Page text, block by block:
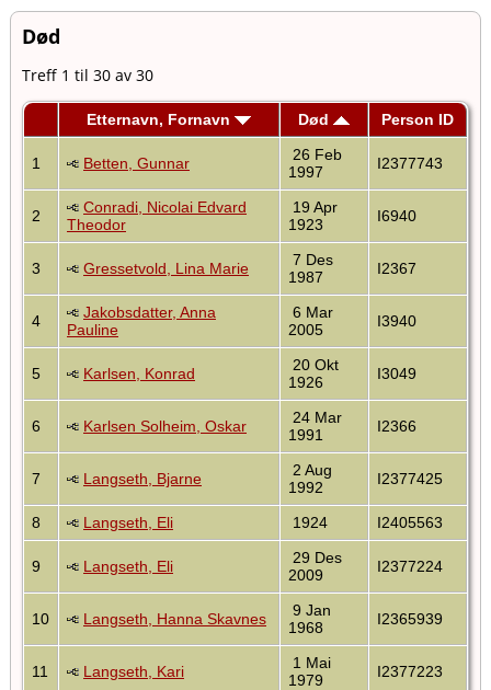
Død
Treff 1 til 30 av 30
Etternavn, Fornavn Død Person ID
1 Betten, Gunnar
26 Feb
1997
I2377743
2
Conradi, Nicolai Edvard
Theodor
19 Apr
1923
I6940
3 Gressetvold, Lina Marie
7 Des
1987
I2367
4
Jakobsdatter, Anna
Pauline
6 Mar
2005
I3940
5 Karlsen, Konrad
20 Okt
1926
I3049
6 Karlsen Solheim, Oskar
24 Mar
1991
I2366
7 Langseth, Bjarne
2 Aug
1992
I2377425
8 Langseth, Eli 1924 I2405563
9 Langseth, Eli
29 Des
2009
I2377224
10 Langseth, Hanna Skavnes
9 Jan
1968
I2365939
11 Langseth, Kari
1 Mai
1979
I2377223